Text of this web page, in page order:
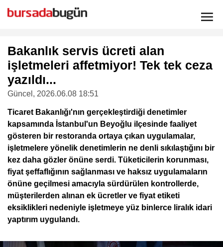
Bakanlık servis ücreti alan
işletmeleri affetmiyor! Tek tek ceza
yazıldı...
Güncel , 2026.06.08 18:51
Ticaret Bakanlığı'nın gerçekleştirdiği denetimler
kapsamında İstanbul'un Beyoğlu ilçesinde faaliyet
gösteren bir restoranda ortaya çıkan uygulamalar,
işletmelere yönelik denetimlerin ne denli sıkılaştığını bir
kez daha gözler önüne serdi. Tüketicilerin korunması,
fiyat şeffaflığının sağlanması ve haksız uygulamaların
önüne geçilmesi amacıyla sürdürülen kontrollerde,
müşterilerden alınan ek ücretler ve fiyat etiketi
eksiklikleri nedeniyle işletmeye yüz binlerce liralık idari
yaptırım uygulandı.